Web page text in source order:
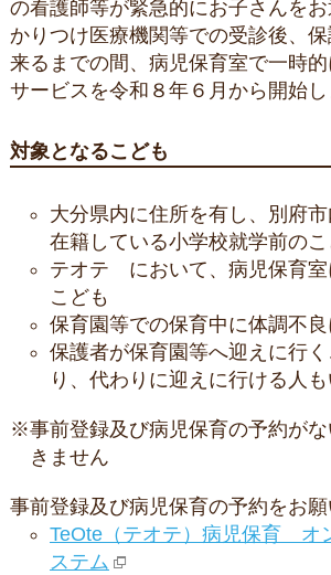
の看護師等が緊急的にお子さんを
かりつけ医療機関等での受診後、
来るまでの間、病児保育室で一時
サービスを令和８年６月から開始し
対象となるこども
大分県内に住所を有し、別府
在籍している小学校就学前のこ
テオテ において、病児保育室
こども
保育園等での保育中に体調不
保護者が保育園等へ迎えに行
り、代わりに迎えに行ける人
※事前登録及び病児保育の予約が
きません
事前登録及び病児保育の予約をお願
TeOte（テオテ）病児保育 オ
ステム